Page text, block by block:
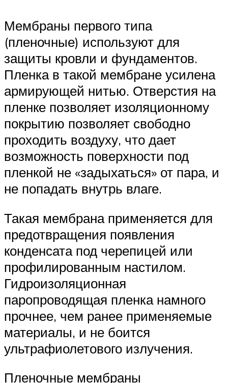
Мембраны первого типа
(пленочные) используют для
защиты кровли и фундаментов.
Пленка в такой мембране усилена
армирующей нитью. Отверстия на
пленке позволяет изоляционному
покрытию позволяет свободно
проходить воздуху, что дает
возможность поверхности под
пленкой не «задыхаться» от пара, и
не попадать внутрь влаге.
Такая мембрана применяется для
предотвращения появления
конденсата под черепицей или
профилированным настилом.
Гидроизоляционная
паропроводящая пленка намного
прочнее, чем ранее применяемые
материалы, и не боится
ультрафиолетового излучения.
Пленочные мембраны